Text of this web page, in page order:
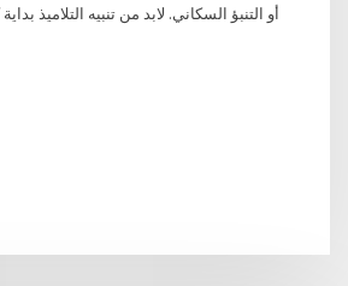
أو التنبؤ السكاني. لابد من تنبيه التلاميذ